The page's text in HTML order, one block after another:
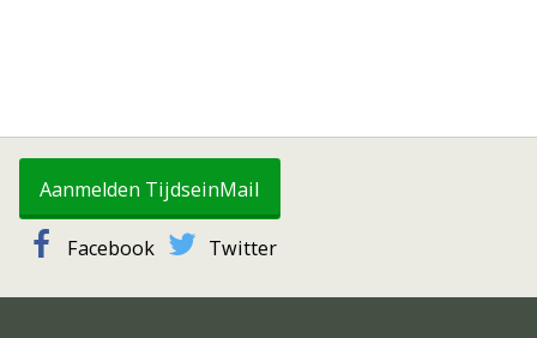
Aanmelden TijdseinMail
Facebook Twitter